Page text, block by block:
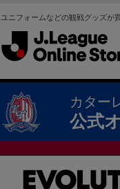
ユニフォームなどの観戦グッズが
カター
公式